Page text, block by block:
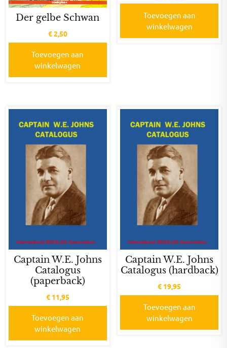
Der gelbe Schwan
€2,50
Toevoegen aan
winkelwagen
Toevoegen aan
winkelwagen
Captain W.E. Johns
Catalogus
(paperback)
€11,95
Toevoegen aan
winkelwagen
Captain W.E. Johns
Catalogus (hardback)
€ 19,95
Toevoegen aan
winkelwagen